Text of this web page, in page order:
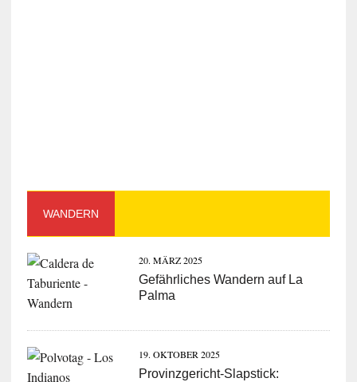
WANDERN
20. MÄRZ 2025
Gefährliches Wandern auf La
Palma
19. OKTOBER 2025
Provinzgericht-Slapstick: